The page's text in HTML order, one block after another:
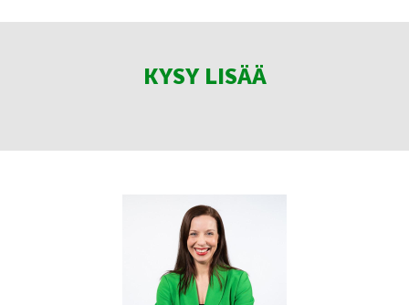
KYSY LISÄÄ